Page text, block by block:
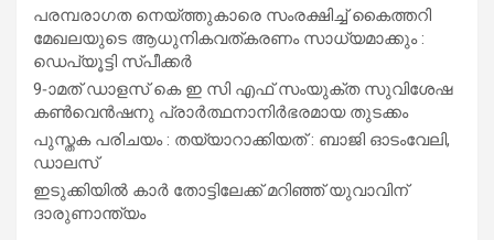
പരമ്പരാഗത നെയ്ത്തുകാരെ സംരക്ഷിച്ച് കൈത്തറി
മേഖലയുടെ ആധുനികവത്കരണം സാധ്യമാക്കും :
ഡെപ്യൂട്ടി സ്പീക്കർ
9-ാമത് ഡാളസ് കെ ഇ സി എഫ് സംയുക്ത സുവിശേഷ
കൺവെൻഷനു പ്രാർത്ഥനാനിർഭരമായ തുടക്കം
പുസ്തക പരിചയം : തയ്യാറാക്കിയത് : ബാജി ഓടംവേലി,
ഡാലസ്
ഇടുക്കിയിൽ കാർ തോട്ടിലേക്ക് മറിഞ്ഞ് യുവാവിന്
ദാരുണാന്ത്യം